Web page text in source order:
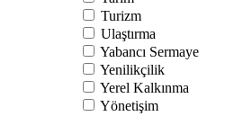
Turizm
Ulaştırma
Yabancı Sermaye
Yenilikçilik
Yerel Kalkınma
Yönetişim